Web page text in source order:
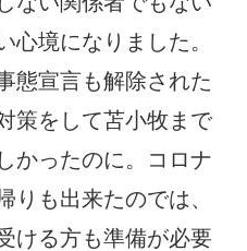
心境になりました。
態宣言も解除された
策をして苫小牧まで
かったのに。コロナ
りも出来たのでは、
ける方も準備が必要